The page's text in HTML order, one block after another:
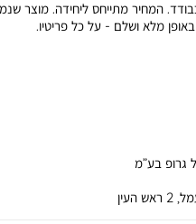
המחיר מתייחס ליחידה. מוצר
מלא ושלם - על כל פריטיו.
גרופ בע”מ
העין